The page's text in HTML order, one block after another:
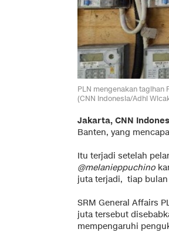
PLN mengenakan tagihan
(CNN Indonesia/Adhi
Jakarta, CNN
Banten, yang
Itu terjadi setelah
@melanieppuchino
juta terjadi, tiap bulan
SRM General Affairs
juta tersebut
mempengaruhi